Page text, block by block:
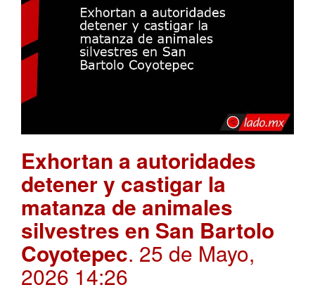
Exhortan a autoridades
detener y castigar la
matanza de animales
silvestres en San Bartolo
Coyotepec. 25 de Mayo,
2026 14:26